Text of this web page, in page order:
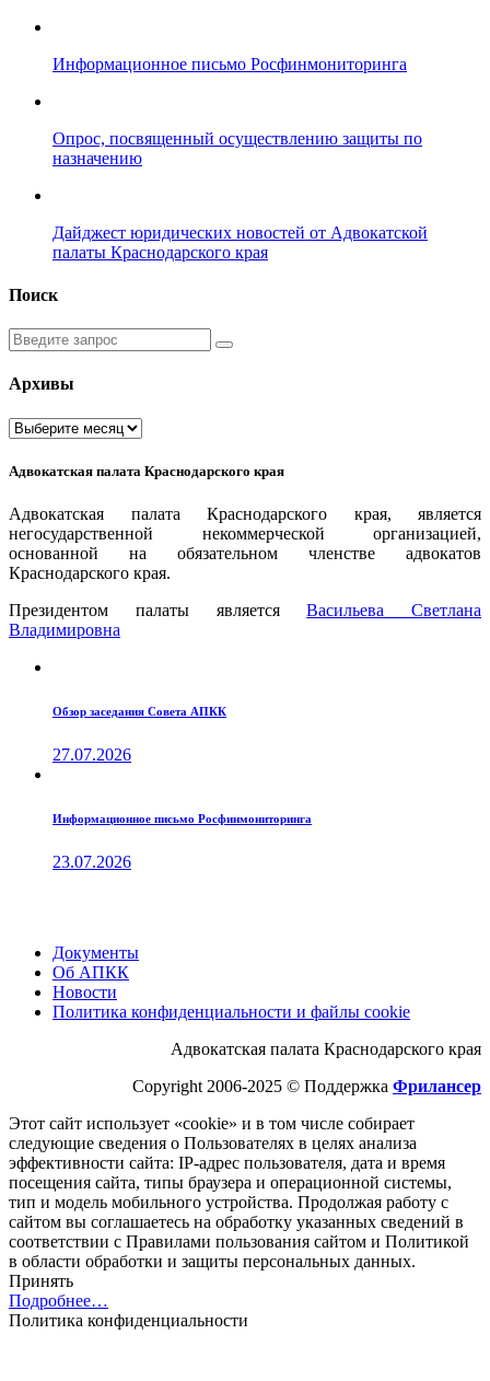
Информационное письмо Росфинмониторинга
Опрос, посвященный осуществлению защиты по
назначению
Дайджест юридических новостей от Адвокатской
палаты Краснодарского края
Поиск
Введите
запрос
Архивы
Архивы
Адвокатская палата Краснодарского края
Адвокатская палата Краснодарского края, является
негосударственной некоммерческой организацией,
основанной на обязательном членстве адвокатов
Краснодарского края.
Президентом палаты являетсяВаcильева Светлана
Владимировна
Обзор заседания Совета АПКК
27.07.2026
Информационное письмо Росфинмониторинга
23.07.2026
Документы
Об АПКК
Новости
Политика конфиденциальности и файлы cookie
Адвокатская палата Краснодарского края
Copyright 2006-2025 © Поддержка Фрилансер
Этот cайт использует «cookie» и в том числе собирает
следующие сведения о Пользователях в целях анализа
эффективности cайта: IP-адрес пользователя, дата и время
посещения cайта, типы браузера и операционной системы,
тип и модель мобильного устройства. Продолжая работу с
cайтом вы соглашаетесь на обработку указанных сведений в
соответствии с Правилами пользования cайтом и Политикой
в области обработки и защиты персональных данных.
Принять
Подробнее…
Политика конфиденциальности